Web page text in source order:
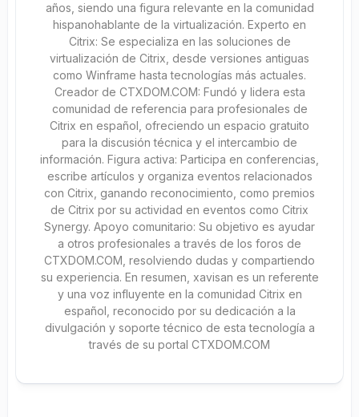
años, siendo una figura relevante en la comunidad
hispanohablante de la virtualización. Experto en
Citrix: Se especializa en las soluciones de
virtualización de Citrix, desde versiones antiguas
como Winframe hasta tecnologías más actuales.
Creador de CTXDOM.COM: Fundó y lidera esta
comunidad de referencia para profesionales de
Citrix en español, ofreciendo un espacio gratuito
para la discusión técnica y el intercambio de
información. Figura activa: Participa en conferencias,
escribe artículos y organiza eventos relacionados
con Citrix, ganando reconocimiento, como premios
de Citrix por su actividad en eventos como Citrix
Synergy. Apoyo comunitario: Su objetivo es ayudar
a otros profesionales a través de los foros de
CTXDOM.COM, resolviendo dudas y compartiendo
su experiencia. En resumen, xavisan es un referente
y una voz influyente en la comunidad Citrix en
español, reconocido por su dedicación a la
divulgación y soporte técnico de esta tecnología a
través de su portal CTXDOM.COM